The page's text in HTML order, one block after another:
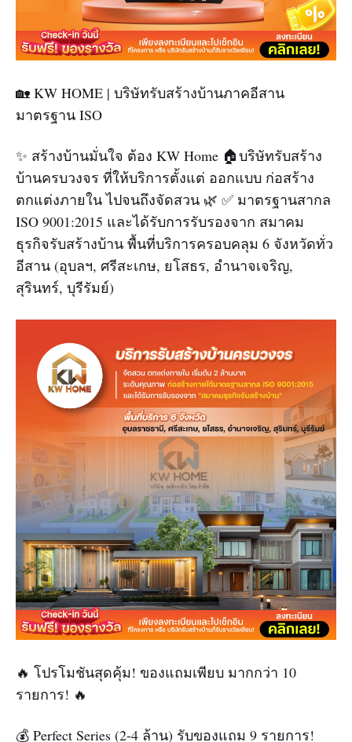
🏡 KW HOME | บริษัทรับสร้างบ้านภาคอีสาน
มาตรฐาน ISO
✨ สร้างบ้านมั่นใจ ต้อง KW Home 🏠บริษัทรับสร้าง
บ้านครบวงจร ที่ให้บริการตั้งแต่ ออกแบบ ก่อสร้าง
ตกแต่งภายใน ไปจนถึงจัดสวน 🌿 ✅ มาตรฐานสากล
ISO 9001:2015 และได้รับการรับรองจาก สมาคม
ธุรกิจรับสร้างบ้าน พื้นที่บริการครอบคลุม 6 จังหวัดทั่ว
อีสาน (อุบลฯ, ศรีสะเกษ, ยโสธร, อำนาจเจริญ,
สุรินทร์, บุรีรัมย์)
🔥 โปรโมชันสุดคุ้ม! ของแถมเพียบ มากกว่า 10
รายการ! 🔥
💰 Perfect Series (2-4 ล้าน) รับของแถม 9 รายการ!